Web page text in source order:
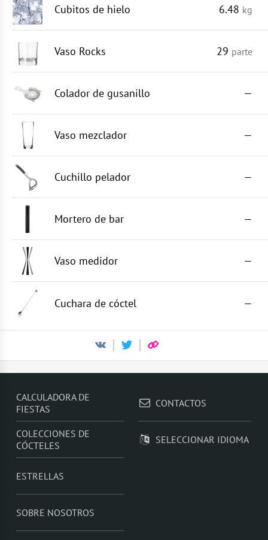
Cubitos de hielo 6.48 kg
Vaso Rocks 29 parte
Colador de gusanillo —
Vaso mezclador —
Cuchillo pelador —
Mortero de bar —
Vaso medidor —
Cuchara de cóctel —
CALCULADORA DE
FIESTAS
COLECCIONES DE
CÓCTELES
ESTRELLAS
SOBRE NOSOTROS
CONTACTOS
SELECCIONAR IDIOMA